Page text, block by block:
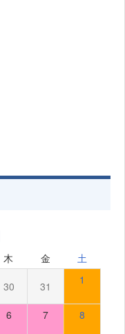
木 金 土
30 31 1
6 7 8